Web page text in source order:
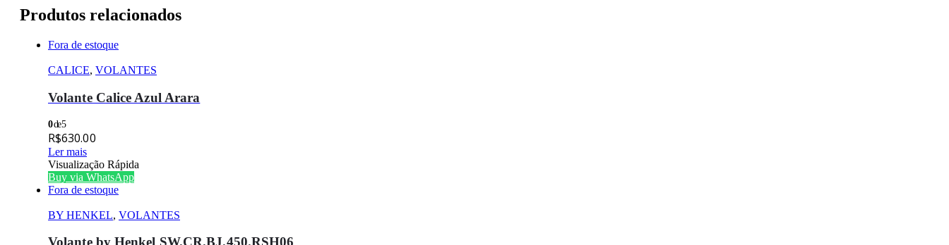
Produtos relacionados
Fora de estoque
CALICE, VOLANTES
Volante Calice Azul Arara
0de 5
R$630.00
Ler mais
Visualização Rápida
Buy via WhatsApp
Fora de estoque
BY HENKEL, VOLANTES